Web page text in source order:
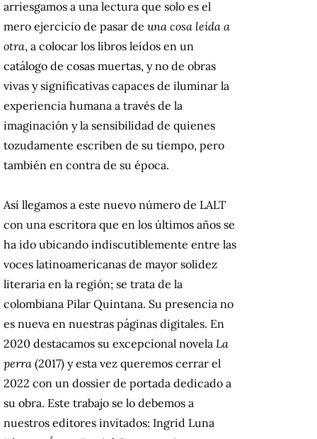
arriesgamos a una lectura que solo es el
mero ejercicio de pasar de una cosa leída a
otra, a colocar los libros leídos en un
catálogo de cosas muertas, y no de obras
vivas y significativas capaces de iluminar la
experiencia humana a través de la
imaginación y la sensibilidad de quienes
tozudamente escriben de su tiempo, pero
también en contra de su época.
Así llegamos a este nuevo número de LALT
con una escritora que en los últimos años se
ha ido ubicando indiscutiblemente entre las
voces latinoamericanas de mayor solidez
literaria en la región; se trata de la
colombiana Pilar Quintana. Su presencia no
es nueva en nuestras páginas digitales. En
2020 destacamos su excepcional novela La
perra (2017) y esta vez queremos cerrar el
2022 con un dossier de portada dedicado a
su obra. Este trabajo se lo debemos a
nuestros editores invitados: Ingrid Luna